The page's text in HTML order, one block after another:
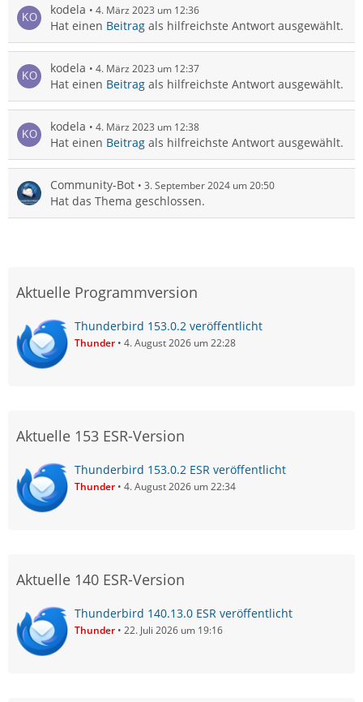
kodela 4. März 2023 um 12:36
Hat einen Beitrag als hilfreichste Antwort ausgewählt.
kodela 4. März 2023 um 12:37
Hat einen Beitrag als hilfreichste Antwort ausgewählt.
kodela 4. März 2023 um 12:38
Hat einen Beitrag als hilfreichste Antwort ausgewählt.
Community-Bot 3. September 2024 um 20:50
Hat das Thema geschlossen.
Aktuelle Programmversion
Thunderbird 153.0.2 veröffentlicht
Thunder 4. August 2026 um 22:28
Aktuelle 153 ESR-Version
Thunderbird 153.0.2 ESR veröffentlicht
Thunder 4. August 2026 um 22:34
Aktuelle 140 ESR-Version
Thunderbird 140.13.0 ESR veröffentlicht
Thunder 22. Juli 2026 um 19:16